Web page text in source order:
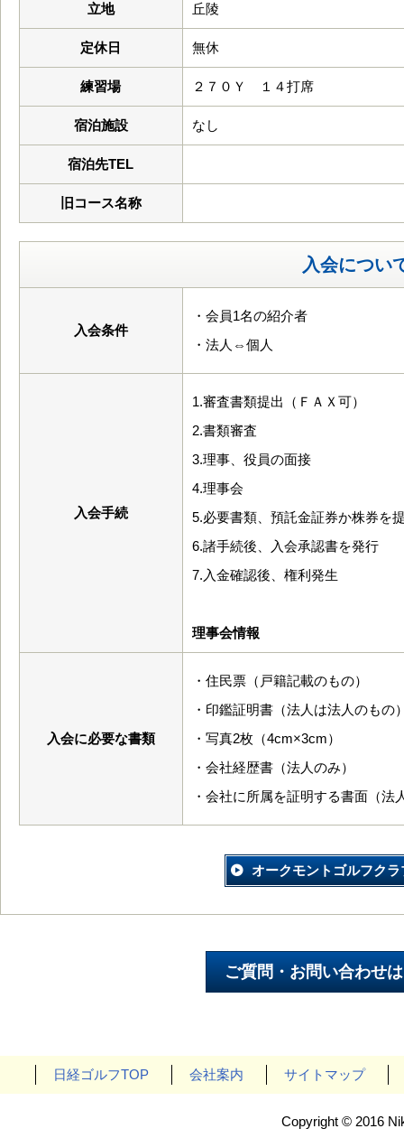
立地 丘陵
定休日 無休
練習場 ２７０Ｙ １４打席
宿泊施設 なし
宿泊先TEL
旧コース名称
入会につい
入会条件
・会員1名の紹介者
・法人⇔個人
入会手続
1.審査書類提出（ＦＡＸ可）
2.書類審査
3.理事、役員の面接
4.理事会
5.必要書類、預託金証券か株券を
6.諸手続後、入会承認書を発行
7.入金確認後、権利発生
理事会情報
入会に必要な書類
・住民票（戸籍記載のもの）
・印鑑証明書（法人は法人のもの
・写真2枚（4cm×3cm）
・会社経歴書（法人のみ）
・会社に所属を証明する書面（法
オークモントゴルフク
日経ゴルフTOP 会社案内 サイトマップ
Copyright © 2016